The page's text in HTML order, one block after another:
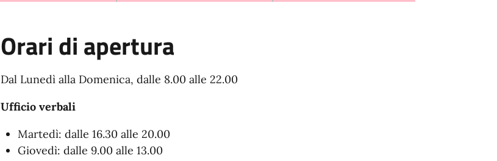
Orari di apertura
Dal Lunedì alla Domenica, dalle 8.00 alle 22.00
Ufficio verbali
Martedì: dalle 16.30 alle 20.00
Giovedì: dalle 9.00 alle 13.00